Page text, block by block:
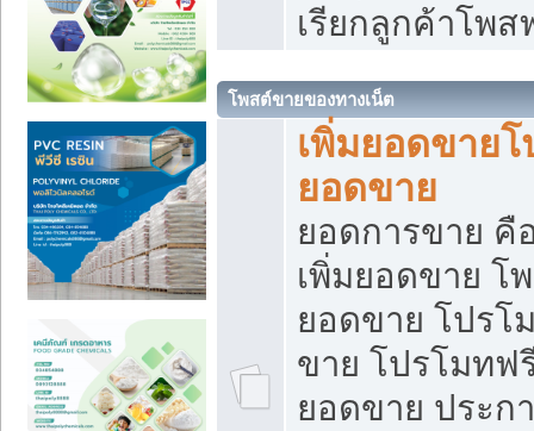
เรียกลูกค้าโพส
โพสต์ขายของทางเน็ต
เพิ่มยอดขาย
ยอดขาย
ยอดการขาย คื
เพิ่มยอดขาย โ
ยอดขาย โปรโ
ขาย โปรโมทฟ
ยอดขาย ประก